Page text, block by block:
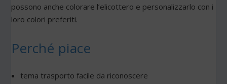
possono anche colorare l’elicottero e personalizzarlo con i
loro colori preferiti.
Perché piace
tema trasporto facile da riconoscere